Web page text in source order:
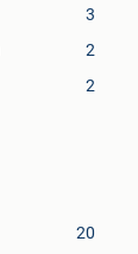
3
2
2
20